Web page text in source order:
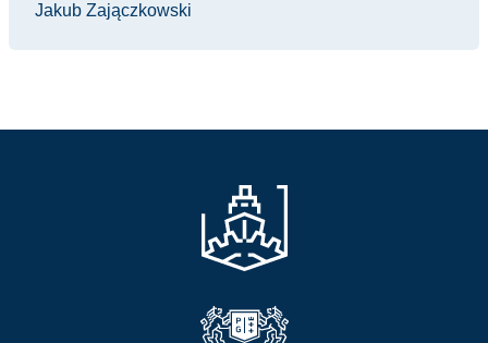
Jakub Zajączkowski